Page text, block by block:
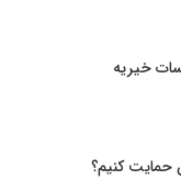
خیریه
حمایت کنیم؟